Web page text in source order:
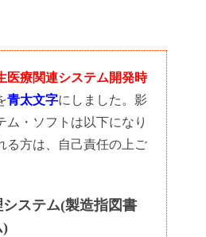
医療関連システム開発時
青太文字にしました。影
ム・ソフトは以下になり
る方は、自己責任の上ご
ステム(製造指図書
)